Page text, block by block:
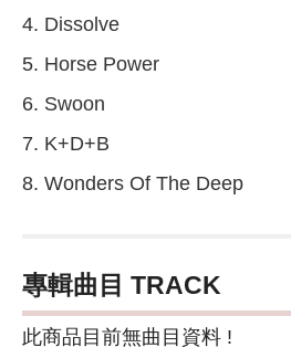
4. Dissolve
5. Horse Power
6. Swoon
7. K+D+B
8. Wonders Of The Deep
專輯曲目 TRACK
此商品目前無曲目資料 !